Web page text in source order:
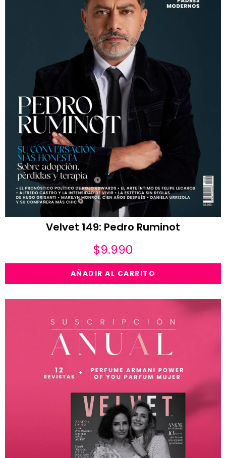
Velvet 149: Pedro Ruminot
$9.990
AÑADIR AL CARRITO